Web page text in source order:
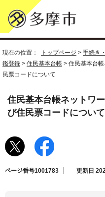
現在の位置： トップページ > 手続き
鑑登録 > 住民基本台帳 > 住民基本台
民票コードについて
住民基本台帳ネットワ
び住民票コードについて
ページ番号1001783 更新日